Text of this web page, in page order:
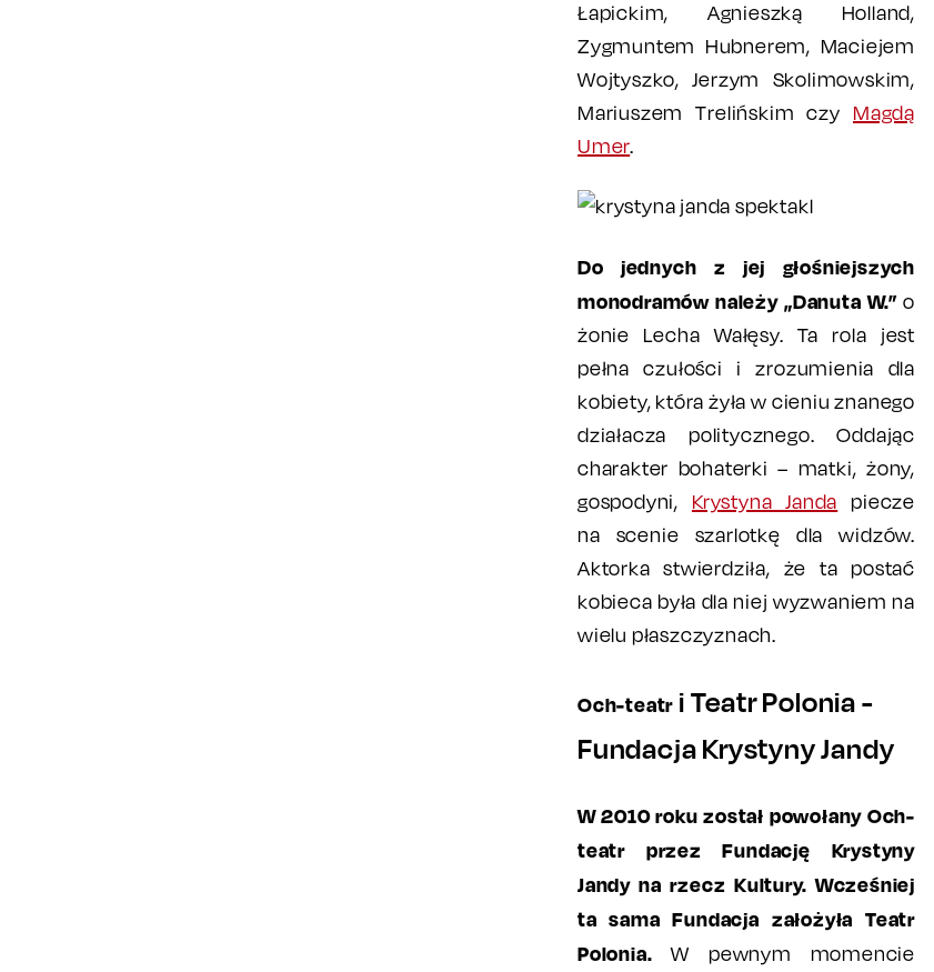
Łapickim, Agnieszką Holland,
Zygmuntem Hubnerem, Maciejem
Wojtyszko, Jerzym Skolimowskim,
Mariuszem Trelińskim czy Magdą
Umer.
Do jednych z jej głośniejszych
monodramów należy „Danuta W.” o
żonie Lecha Wałęsy. Ta rola jest
pełna czułości i zrozumienia dla
kobiety, która żyła w cieniu znanego
działacza politycznego. Oddając
charakter bohaterki – matki, żony,
gospodyni, Krystyna Janda piecze
na scenie szarlotkę dla widzów.
Aktorka stwierdziła, że ta postać
kobieca była dla niej wyzwaniem na
wielu płaszczyznach.
Och-teatr i Teatr Polonia -
Fundacja Krystyny Jandy
W 2010 roku został powołany Och-
teatr przez Fundację Krystyny
Jandy na rzecz Kultury. Wcześniej
ta sama Fundacja założyła Teatr
Polonia. W pewnym momencie